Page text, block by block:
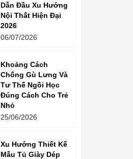
Dẫn Đầu Xu Hướng
Nội Thất Hiện Đại
2026
06/07/2026
Khoảng Cách
Chống Gù Lưng Và
Tư Thế Ngồi Học
Đúng Cách Cho Trẻ
Nhỏ
25/06/2026
Xu Hướng Thiết Kế
Mẫu Tủ Giày Dép